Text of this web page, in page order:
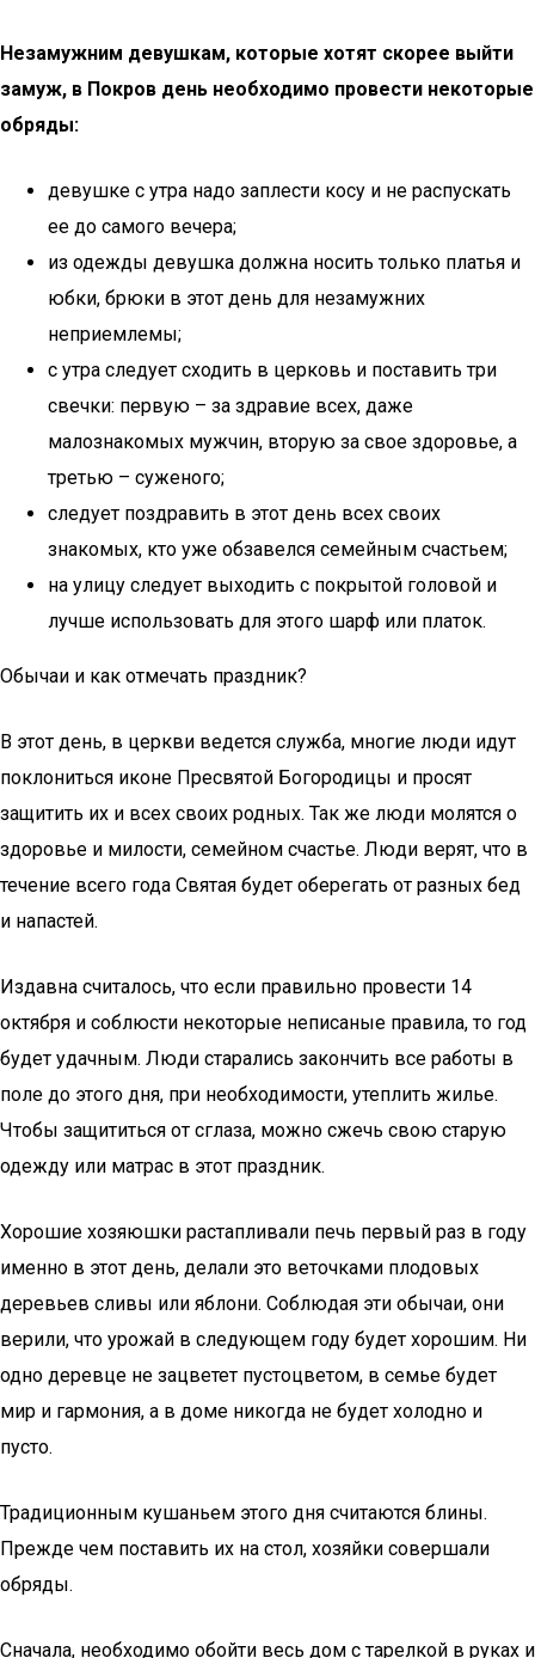
Незамужним девушкам, которые хотят скорее выйти
замуж, в Покров день необходимо провести некоторые
обряды:
девушке с утра надо заплести косу и не распускать
ее до самого вечера;
из одежды девушка должна носить только платья и
юбки, брюки в этот день для незамужних
неприемлемы;
с утра следует сходить в церковь и поставить три
свечки: первую – за здравие всех, даже
малознакомых мужчин, вторую за свое здоровье, а
третью – суженого;
следует поздравить в этот день всех своих
знакомых, кто уже обзавелся семейным счастьем;
на улицу следует выходить с покрытой головой и
лучше использовать для этого шарф или платок.
Обычаи и как отмечать праздник?
В этот день, в церкви ведется служба, многие люди идут
поклониться иконе Пресвятой Богородицы и просят
защитить их и всех своих родных. Так же люди молятся о
здоровье и милости, семейном счастье. Люди верят, что в
течение всего года Святая будет оберегать от разных бед
и напастей.
Издавна считалось, что если правильно провести 14
октября и соблюсти некоторые неписаные правила, то год
будет удачным. Люди старались закончить все работы в
поле до этого дня, при необходимости, утеплить жилье.
Чтобы защититься от сглаза, можно сжечь свою старую
одежду или матрас в этот праздник.
Хорошие хозяюшки растапливали печь первый раз в году
именно в этот день, делали это веточками плодовых
деревьев сливы или яблони. Соблюдая эти обычаи, они
верили, что урожай в следующем году будет хорошим. Ни
одно деревце не зацветет пустоцветом, в семье будет
мир и гармония, а в доме никогда не будет холодно и
пусто.
Традиционным кушаньем этого дня считаются блины.
Прежде чем поставить их на стол, хозяйки совершали
обряды.
Сначала, необходимо обойти весь дом с тарелкой в руках и